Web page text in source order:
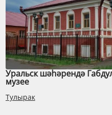
Уральск шәһәрендә
музее
Тулырак